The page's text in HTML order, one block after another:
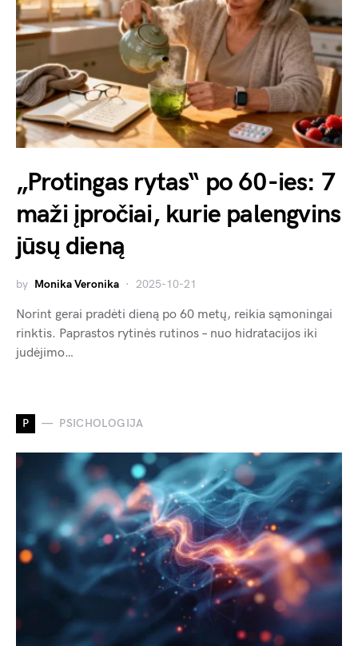
„Protingas rytas“ po 60-ies: 7
maži įpročiai, kurie palengvins
jūsų dieną
by Monika Veronika 2025-10-21
Norint gerai pradėti dieną po 60 metų, reikia sąmoningai
rinktis. Paprastos rytinės rutinos – nuo hidratacijos iki
judėjimo…
P PSICHOLOGIJA